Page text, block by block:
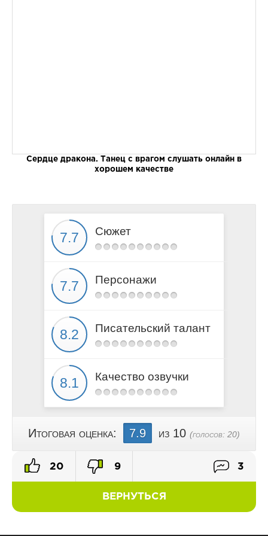
Сердце дракона. Танец с врагом слушать онлайн в
хорошем качестве
Сюжет
Персонажи
Писательский талант
Качество озвучки
Итоговая оценка: 7.9 из 10 (голосов: 20)
ВЕРНУТЬСЯ
20 9 3